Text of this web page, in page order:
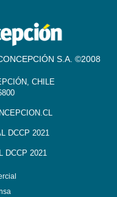
S.A. ©2008
CHILE
DCCP 2021
DCCP 2021